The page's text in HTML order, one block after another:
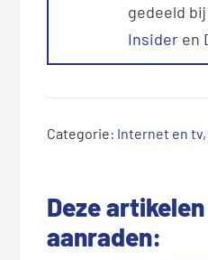
gedeeld
Insider en
Categorie: Internet en tv
Deze
aanraden: